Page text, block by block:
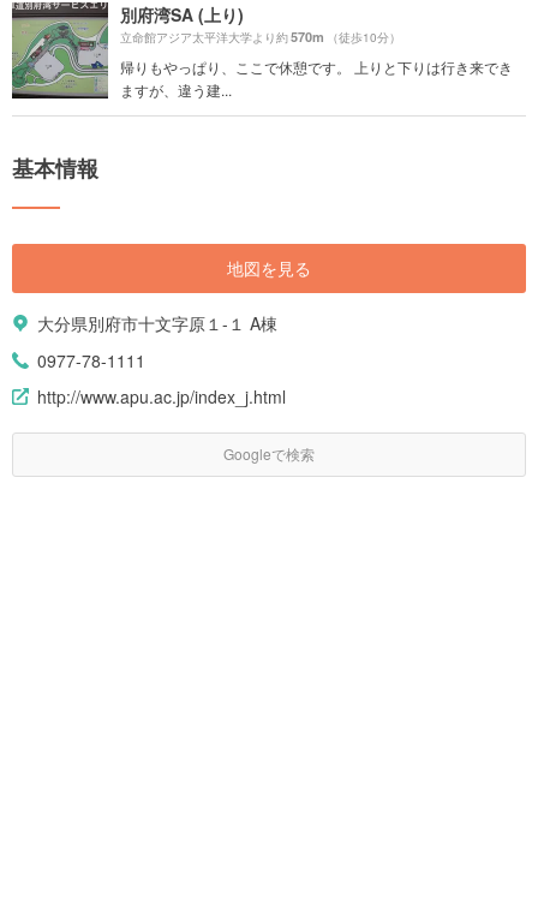
別府湾SA (上り)
立命館アジア太平洋大学より約570m （徒歩10分）
帰りもやっぱり、ここで休憩です。 上りと下りは行き来でき
ますが、違う建...
基本情報
地図を見る
大分県別府市十文字原１-１ A棟
0977-78-1111
http://www.apu.ac.jp/index_j.html
Googleで検索